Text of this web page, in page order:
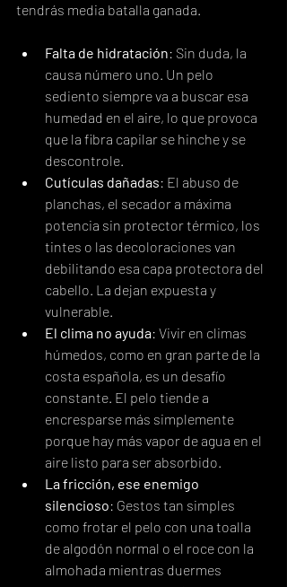
tendrás media batalla ganada.
Falta de hidratación: Sin duda, la
causa número uno. Un pelo
sediento siempre va a buscar esa
humedad en el aire, lo que provoca
que la fibra capilar se hinche y se
descontrole.
Cutículas dañadas: El abuso de
planchas, el secador a máxima
potencia sin protector térmico, los
tintes o las decoloraciones van
debilitando esa capa protectora del
cabello. La dejan expuesta y
vulnerable.
El clima no ayuda: Vivir en climas
húmedos, como en gran parte de la
costa española, es un desafío
constante. El pelo tiende a
encresparse más simplemente
porque hay más vapor de agua en el
aire listo para ser absorbido.
La fricción, ese enemigo
silencioso: Gestos tan simples
como frotar el pelo con una toalla
de algodón normal o el roce con la
almohada mientras duermes